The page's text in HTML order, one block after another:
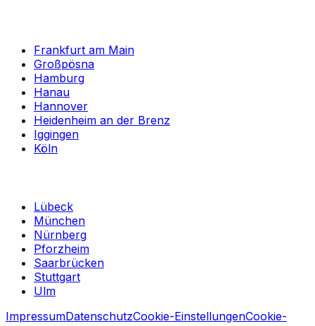
Frankfurt am Main
Großpösna
Hamburg
Hanau
Hannover
Heidenheim an der Brenz
Iggingen
Köln
Lübeck
München
Nürnberg
Pforzheim
Saarbrücken
Stuttgart
Ulm
ImpressumDatenschutzCookie-EinstellungenCookie-